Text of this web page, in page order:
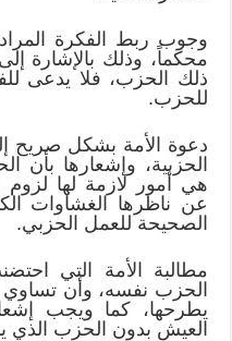
وجوب ربط الفكرة
محكماً، وذلك بالإشارة
ذلك الحزب، فلا يدعى
للحزب.
دعوة الأمة بشكل صريح
الحزبية، وإشعارها بأن
هي أمور لازمة لها لزوم
عن ناظرها الغشاوات
الصحيحة للعمل الحزبي.
مطالبة الأمة التي
الحزب نفسه، وأن تساوي
يطرحها، كما ويجب
العيش بدون الحزب الذي